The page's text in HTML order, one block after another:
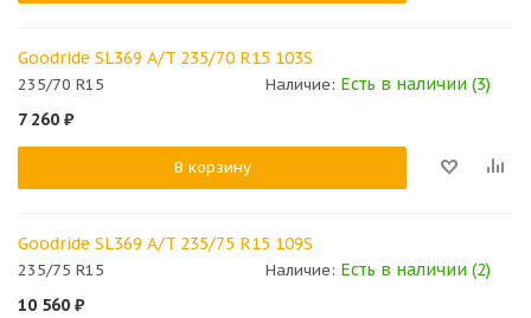
Goodride SL369 A/T 235/70 R15 103S
235/70 R15 Наличие: Есть в наличии (3)
7 260 ₽
В корзину
Goodride SL369 A/T 235/75 R15 109S
235/75 R15 Наличие: Есть в наличии (2)
10 560 ₽